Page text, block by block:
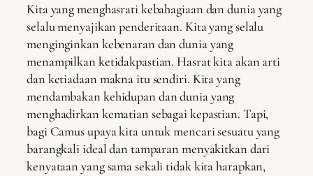
Kita yang menghasrati kebahagiaan dan dunia yang
selalu menyajikan penderitaan. Kita yang selalu
menginginkan kebenaran dan dunia yang
menampilkan ketidakpastian. Hasrat kita akan arti
dan ketiadaan makna itu sendiri. Kita yang
mendambakan kehidupan dan dunia yang
menghadirkan kematian sebagai kepastian. Tapi,
bagi Camus upaya kita untuk mencari sesuatu yang
barangkali ideal dan tamparan menyakitkan dari
kenyataan yang sama sekali tidak kita harapkan,